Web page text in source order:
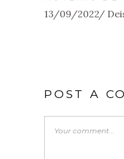
13/09/2022
POST A